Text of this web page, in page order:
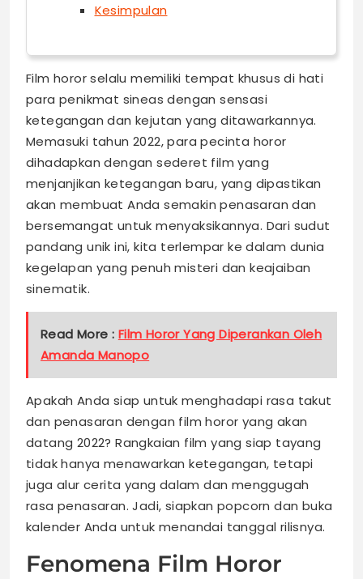
Kesimpulan
Film horor selalu memiliki tempat khusus di hati
para penikmat sineas dengan sensasi
ketegangan dan kejutan yang ditawarkannya.
Memasuki tahun 2022, para pecinta horor
dihadapkan dengan sederet film yang
menjanjikan ketegangan baru, yang dipastikan
akan membuat Anda semakin penasaran dan
bersemangat untuk menyaksikannya. Dari sudut
pandang unik ini, kita terlempar ke dalam dunia
kegelapan yang penuh misteri dan keajaiban
sinematik.
Read More : Film Horor Yang Diperankan Oleh
Amanda Manopo
Apakah Anda siap untuk menghadapi rasa takut
dan penasaran dengan film horor yang akan
datang 2022? Rangkaian film yang siap tayang
tidak hanya menawarkan ketegangan, tetapi
juga alur cerita yang dalam dan menggugah
rasa penasaran. Jadi, siapkan popcorn dan buka
kalender Anda untuk menandai tanggal rilisnya.
Fenomena Film Horor